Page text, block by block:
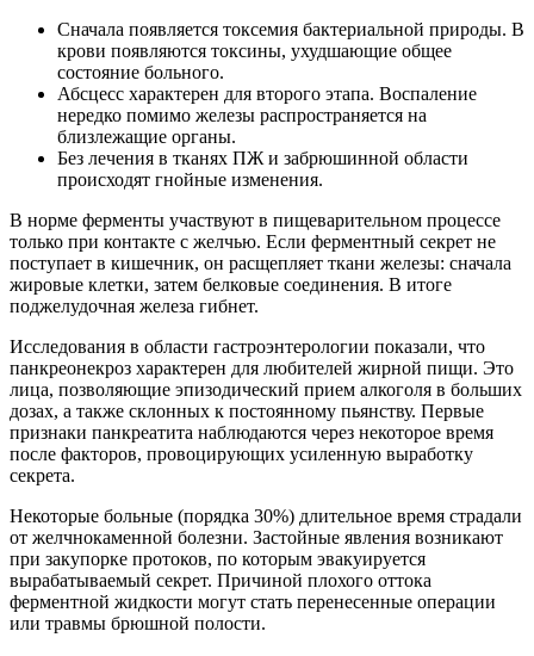
Сначала появляется токсемия бактериальной природы. В
крови появляются токсины, ухудшающие общее
состояние больного.
Абсцесс характерен для второго этапа. Воспаление
нередко помимо железы распространяется на
близлежащие органы.
Без лечения в тканях ПЖ и забрюшинной области
происходят гнойные изменения.
В норме ферменты участвуют в пищеварительном процессе
только при контакте с желчью. Если ферментный секрет не
поступает в кишечник, он расщепляет ткани железы: сначала
жировые клетки, затем белковые соединения. В итоге
поджелудочная железа гибнет.
Исследования в области гастроэнтерологии показали, что
панкреонекроз характерен для любителей жирной пищи. Это
лица, позволяющие эпизодический прием алкоголя в больших
дозах, а также склонных к постоянному пьянству. Первые
признаки панкреатита наблюдаются через некоторое время
после факторов, провоцирующих усиленную выработку
секрета.
Некоторые больные (порядка 30%) длительное время страдали
от желчнокаменной болезни. Застойные явления возникают
при закупорке протоков, по которым эвакуируется
вырабатываемый секрет. Причиной плохого оттока
ферментной жидкости могут стать перенесенные операции
или травмы брюшной полости.